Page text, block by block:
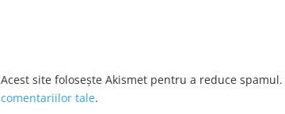
Acest site folosește Akismet pentru a reduce spamul.
comentariilor tale.